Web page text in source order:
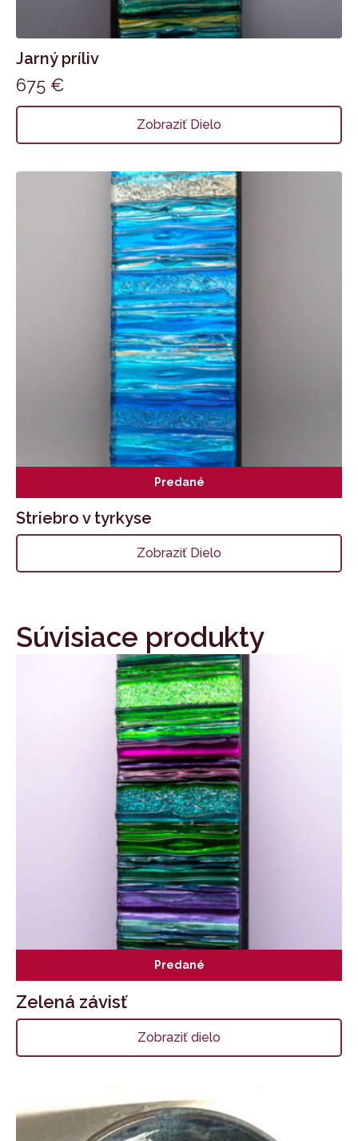
Jarný príliv
675 €
Zobraziť Dielo
Predané
Striebro v tyrkyse
Zobraziť Dielo
Súvisiace produkty
Predané
Zelená závisť
Zobraziť dielo